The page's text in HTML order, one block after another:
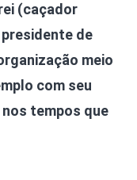
(caçador
de
meio
com seu
tempos que